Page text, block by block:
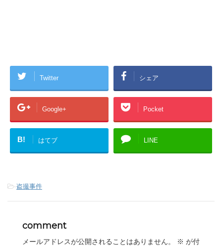
Twitter シェア
Google+ Pocket
B! はてブ LINE
-盗撮事件
comment
メールアドレスが公開されることはありません。 ※ が付